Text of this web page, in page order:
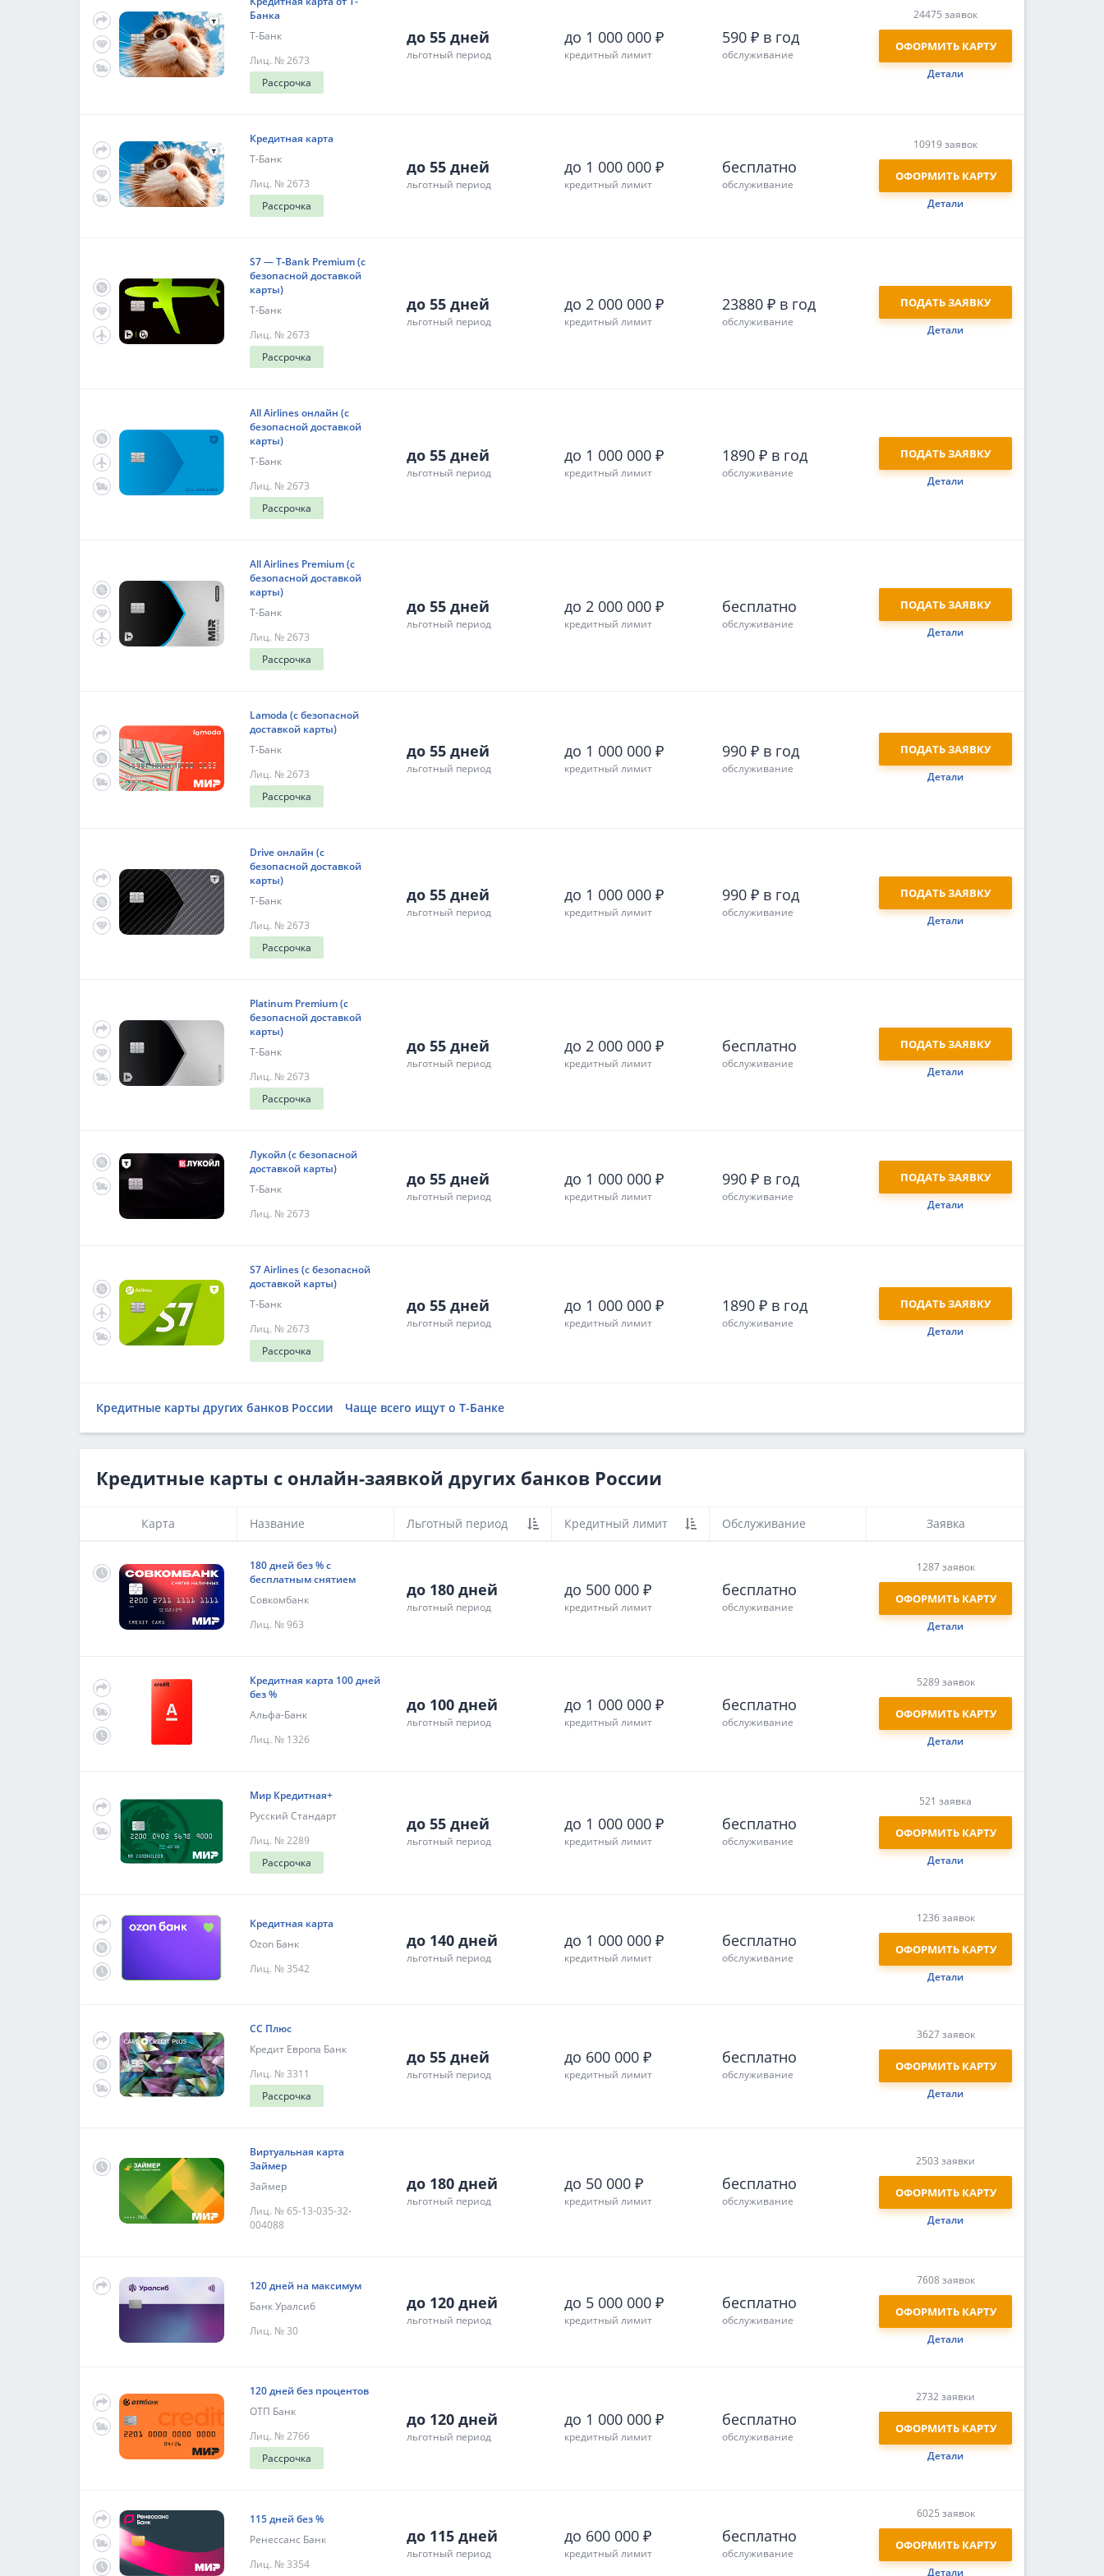
Банка
Т-Банк
Лиц. № 2673
Рассрочка
до 55 дней
льготный период
до 1 000 000 ₽
кредитный лимит
590 ₽ в год
обслуживание
24475 заявок
ОФОРМИТЬ КАРТУ
Детали
Кредитная карта
Т-Банк
Лиц. № 2673
Рассрочка
до 55 дней
льготный период
до 1 000 000 ₽
кредитный лимит
бесплатно
обслуживание
10919 заявок
ОФОРМИТЬ КАРТУ
Детали
S7 — T‑Bank Premium (с
безопасной доставкой
карты)
Т-Банк
Лиц. № 2673
Рассрочка
до 55 дней
льготный период
до 2 000 000 ₽
кредитный лимит
23880 ₽ в год
обслуживание
ПОДАТЬ ЗАЯВКУ
Детали
All Airlines онлайн (с
безопасной доставкой
карты)
Т-Банк
Лиц. № 2673
Рассрочка
до 55 дней
льготный период
до 1 000 000 ₽
кредитный лимит
1890 ₽ в год
обслуживание
ПОДАТЬ ЗАЯВКУ
Детали
All Airlines Premium (с
безопасной доставкой
карты)
Т-Банк
Лиц. № 2673
Рассрочка
до 55 дней
льготный период
до 2 000 000 ₽
кредитный лимит
бесплатно
обслуживание
ПОДАТЬ ЗАЯВКУ
Детали
Lamoda (с безопасной
доставкой карты)
Т-Банк
Лиц. № 2673
Рассрочка
до 55 дней
льготный период
до 1 000 000 ₽
кредитный лимит
990 ₽ в год
обслуживание
ПОДАТЬ ЗАЯВКУ
Детали
Drive онлайн (с
безопасной доставкой
карты)
Т-Банк
Лиц. № 2673
Рассрочка
до 55 дней
льготный период
до 1 000 000 ₽
кредитный лимит
990 ₽ в год
обслуживание
ПОДАТЬ ЗАЯВКУ
Детали
Platinum Premium (с
безопасной доставкой
карты)
Т-Банк
Лиц. № 2673
Рассрочка
до 55 дней
льготный период
до 2 000 000 ₽
кредитный лимит
бесплатно
обслуживание
ПОДАТЬ ЗАЯВКУ
Детали
Лукойл (с безопасной
доставкой карты)
Т-Банк
Лиц. № 2673
до 55 дней
льготный период
до 1 000 000 ₽
кредитный лимит
990 ₽ в год
обслуживание
ПОДАТЬ ЗАЯВКУ
Детали
S7 Airlines (с безопасной
доставкой карты)
Т-Банк
Лиц. № 2673
Рассрочка
до 55 дней
льготный период
до 1 000 000 ₽
кредитный лимит
1890 ₽ в год
обслуживание
ПОДАТЬ ЗАЯВКУ
Детали
Кредитные карты других банков России Чаще всего ищут о Т-Банке
Кредитные карты с онлайн-заявкой других банков России
Карта Название Льготный период Кредитный лимит Обслуживание Заявка
180 дней без % с
бесплатным снятием
Совкомбанк
Лиц. № 963
до 180 дней
льготный период
до 500 000 ₽
кредитный лимит
бесплатно
обслуживание
1287 заявок
ОФОРМИТЬ КАРТУ
Детали
Кредитная карта 100 дней
без %
Альфа-Банк
Лиц. № 1326
до 100 дней
льготный период
до 1 000 000 ₽
кредитный лимит
бесплатно
обслуживание
5289 заявок
ОФОРМИТЬ КАРТУ
Детали
Мир Кредитная+
Русский Стандарт
Лиц. № 2289
Рассрочка
до 55 дней
льготный период
до 1 000 000 ₽
кредитный лимит
бесплатно
обслуживание
521 заявка
ОФОРМИТЬ КАРТУ
Детали
Кредитная карта
Ozon Банк
Лиц. № 3542
до 140 дней
льготный период
до 1 000 000 ₽
кредитный лимит
бесплатно
обслуживание
1236 заявок
ОФОРМИТЬ КАРТУ
Детали
СС Плюс
Кредит Европа Банк
Лиц. № 3311
Рассрочка
до 55 дней
льготный период
до 600 000 ₽
кредитный лимит
бесплатно
обслуживание
3627 заявок
ОФОРМИТЬ КАРТУ
Детали
Виртуальная карта
Займер
Займер
Лиц. № 65-13-035-32-
004088
до 180 дней
льготный период
до 50 000 ₽
кредитный лимит
бесплатно
обслуживание
2503 заявки
ОФОРМИТЬ КАРТУ
Детали
120 дней на максимум
Банк Уралсиб
Лиц. № 30
до 120 дней
льготный период
до 5 000 000 ₽
кредитный лимит
бесплатно
обслуживание
7608 заявок
ОФОРМИТЬ КАРТУ
Детали
120 дней без процентов
ОТП Банк
Лиц. № 2766
Рассрочка
до 120 дней
льготный период
до 1 000 000 ₽
кредитный лимит
бесплатно
обслуживание
2732 заявки
ОФОРМИТЬ КАРТУ
Детали
115 дней без %
Ренессанс Банк
Лиц. № 3354
до 115 дней
льготный период
до 600 000 ₽
кредитный лимит
бесплатно
обслуживание
6025 заявок
ОФОРМИТЬ КАРТУ
Детали